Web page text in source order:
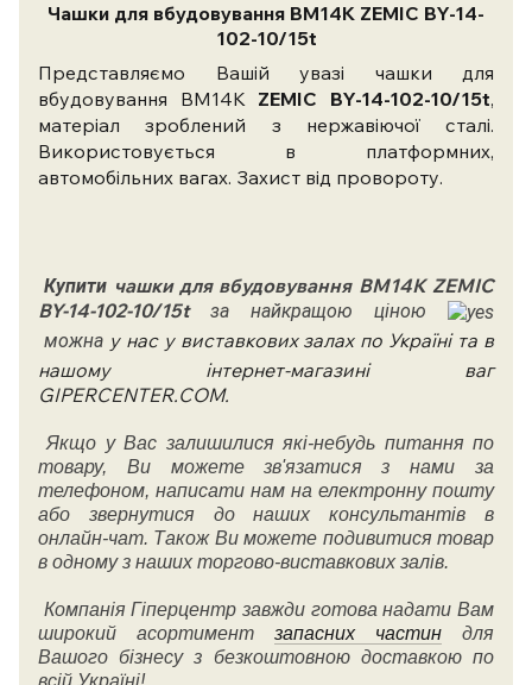
Чашки для вбудовування BM14K ZEMIC BY-14-
102-10/15t
Представляємо Вашій увазі чашки для
вбудовування BM14K ZEMIC BY-14-102-10/15t,
матеріал зроблений з нержавіючої сталі.
Використовується в платформних,
автомобільних вагах. Захист від провороту.
Купити чашки для вбудовування BM14K ZEMIC
BY-14-102-10/15t
за найкращою ціною
можна у нас у виставкових залах по Україні та в
нашому інтернет-магазині ваг
GIPERCENTER.COM.
Якщо у Вас залишилися які-небудь питання по
товару, Ви можете зв'язатися з нами за
телефоном, написати нам на електронну пошту
або звернутися до наших консультантів в
онлайн-чат. Також Ви можете подивитися товар
в одному з наших торгово-виставкових залів.
Компанія Гіперцентр завжди готова надати Вам
широкий асортимент запасних частин для
Вашого бізнесу з безкоштовною доставкою по
всій Україні!